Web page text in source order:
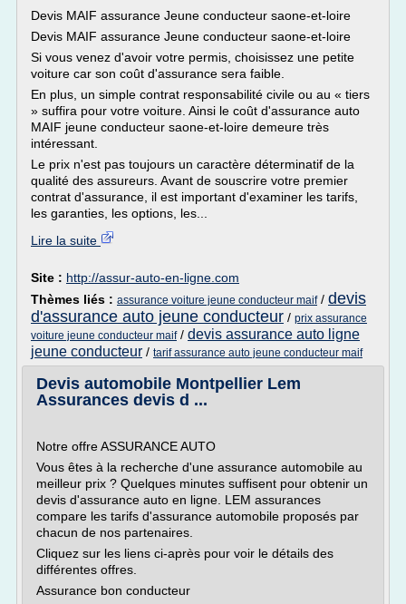
Devis MAIF assurance Jeune conducteur saone-et-loire
Devis MAIF assurance Jeune conducteur saone-et-loire
Si vous venez d'avoir votre permis, choisissez une petite
voiture car son coût d'assurance sera faible.
En plus, un simple contrat responsabilité civile ou au « tiers
» suffira pour votre voiture. Ainsi le coût d'assurance auto
MAIF jeune conducteur saone-et-loire demeure très
intéressant.
Le prix n'est pas toujours un caractère déterminatif de la
qualité des assureurs. Avant de souscrire votre premier
contrat d'assurance, il est important d'examiner les tarifs,
les garanties, les options, les...
Lire la suite
Site : http://assur-auto-en-ligne.com
Thèmes liés : assurance voiture jeune conducteur maif/ devis
d'assurance auto jeune conducteur / prix assurance
voiture jeune conducteur maif/ devis assurance auto ligne
jeune conducteur / tarif assurance auto jeune conducteur maif
Devis automobile Montpellier Lem
Assurances devis d ...
Notre offre ASSURANCE AUTO
Vous êtes à la recherche d'une assurance automobile au
meilleur prix ? Quelques minutes suffisent pour obtenir un
devis d'assurance auto en ligne. LEM assurances
compare les tarifs d'assurance automobile proposés par
chacun de nos partenaires.
Cliquez sur les liens ci-après pour voir le détails des
différentes offres.
Assurance bon conducteur